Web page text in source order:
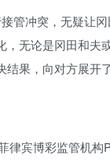
管冲突，无疑让
，无论是冈田和夫
果，向对方展开了
律宾博彩监管机构